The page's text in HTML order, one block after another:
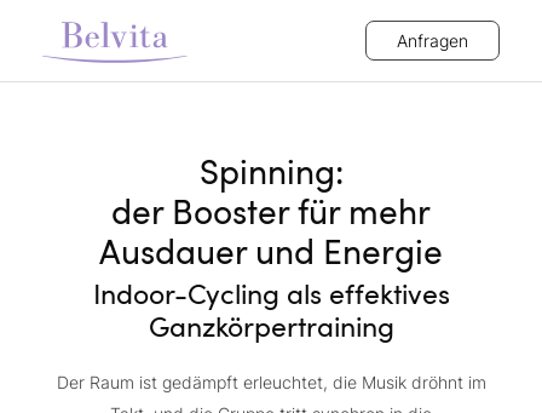
Anfragen
Spinning:
der Booster für mehr
Ausdauer und Energie
Indoor-Cycling als effektives
Ganzkörpertraining
Der Raum ist gedämpft erleuchtet, die Musik dröhnt im